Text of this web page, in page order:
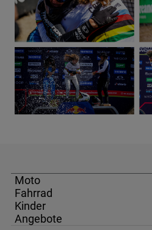
Moto
Fahrrad
Kinder
Angebote